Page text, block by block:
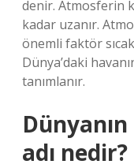
denir. Atmosferin
kadar uzanır.
önemli faktör
Dünya’daki
tanımlanır.
adı nedir?